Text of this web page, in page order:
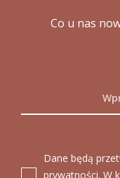
Co u nas
Dane będą
prywatności. W